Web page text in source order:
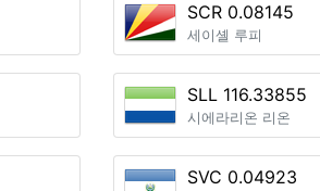
SCR 0.08145
세이셸 루피
SLL 116.33855
시에라리온 리온
SVC 0.04923